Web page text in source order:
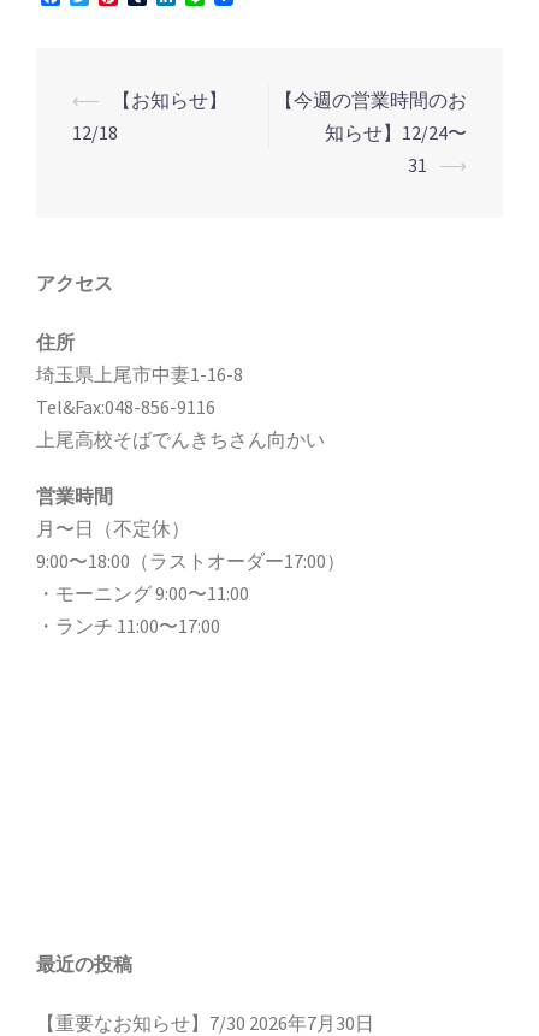
投
稿
ー
ョ
ン
⟵
【お知らせ】
12/18
【今週の営業時間のお
知らせ】12/24〜
31 ⟶
アクセス
住所
埼玉県上尾市中妻1-16-8
Tel&Fax:048-856-9116
上尾高校そばでんきちさん向かい
営業時間
月〜日（不定休）
9:00〜18:00（ラストオーダー17:00）
・モーニング 9:00〜11:00
・ランチ 11:00〜17:00
最近の投稿
【重要なお知らせ】7/30 2026年7月30日